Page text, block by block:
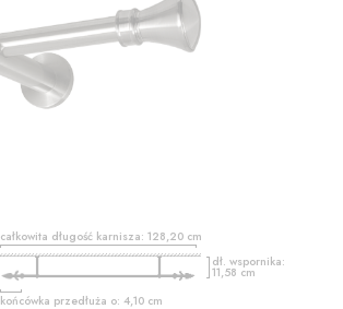
całkowita długość karnisza: 128,20 cm
dł. wspornika:
11,58 cm
końcówka przedłuża o: 4,10 cm